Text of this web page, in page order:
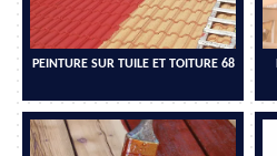
PEINTURE SUR TUILE ET TOITURE 68